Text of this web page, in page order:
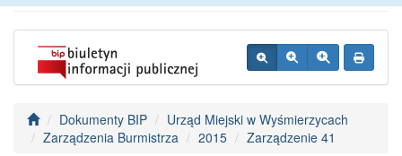
Dokumenty BIP
Urząd Miejski w Wyśmierzycach
Zarządzenia Burmistrza
2015 Zarządzenie 41